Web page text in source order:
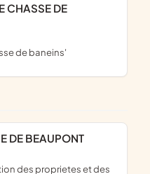
de baneins'
DE BEAUPONT